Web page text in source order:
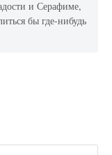
и Серафиме,
бы где-нибудь